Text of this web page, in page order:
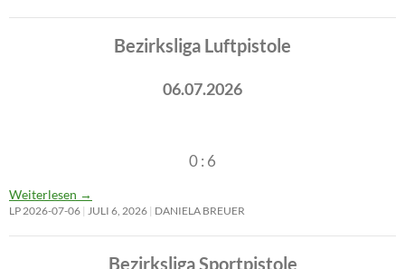
Bezirksliga Luftpistole
06.07.2026
0 : 6
Weiterlesen →
LP 2026-07-06 JULI 6, 2026 DANIELA BREUER
Bezirksliga Sportpistole